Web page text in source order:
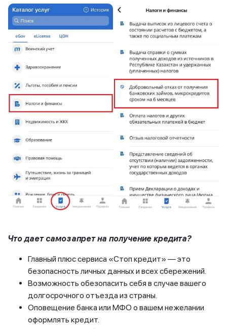
Что дает самозапрет на получение кредита?
Главный плюс сервиса «Стоп кредит» — это
безопасность личных данных и всех сбережений.
Возможность обезопасить себя в случае вашего
долгосрочного отъезда из страны.
Оповещение банка или МФО о вашем нежелании
оформлять кредит.